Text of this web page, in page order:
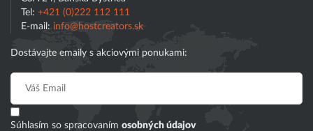
Tel: +421 (0)222 112 111
E-mail: info@hostcreators.sk
Dostávajte emaily s akciovými ponukami:
Súhlasím so spracovaním osobných údajov